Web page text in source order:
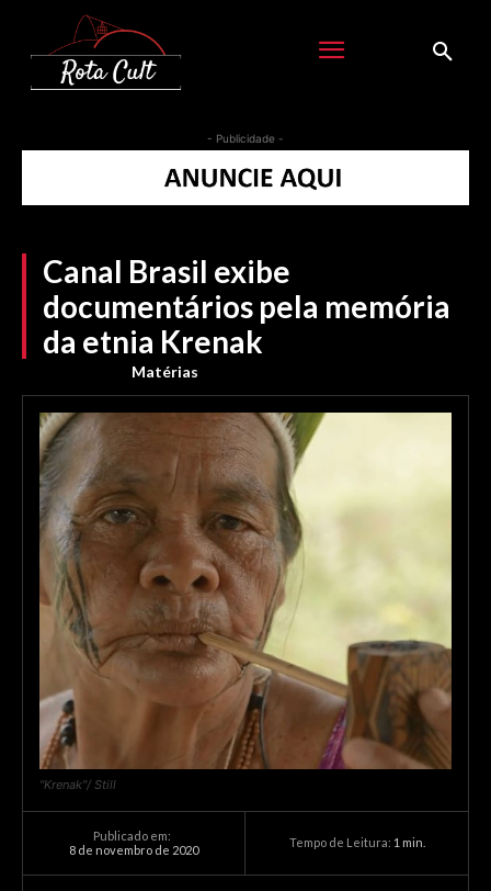
- Publicidade -
Canal Brasil exibe
documentários pela memória
da etnia Krenak
Matérias
"Krenak"/ Still
Publicado em:
8 de novembro de 2020
Tempo de Leitura: 1 min.